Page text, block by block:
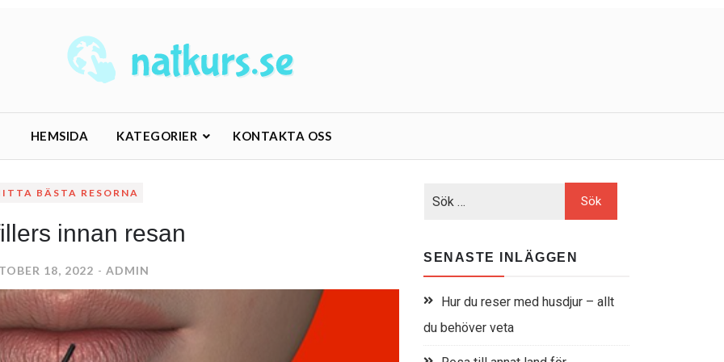
HEMSIDA KATEGORIER KONTAKTA OSS
BÄSTA RESORNA
innan resan
18, 2022 ADMIN
SENASTE INLÄGGEN
Hur du reser med husdjur – allt
du behöver veta